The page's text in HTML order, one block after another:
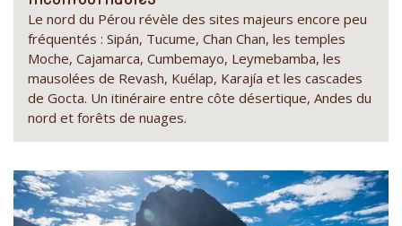
Le nord du Pérou révèle des sites majeurs encore peu
fréquentés : Sipán, Tucume, Chan Chan, les temples
Moche, Cajamarca, Cumbemayo, Leymebamba, les
mausolées de Revash, Kuélap, Karajía et les cascades
de Gocta. Un itinéraire entre côte désertique, Andes du
nord et forêts de nuages.